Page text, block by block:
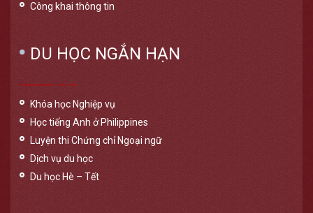
Công khai thông tin
DU HỌC NGẮN HẠN
Khóa học Nghiệp vụ
Học tiếng Anh ở Philippines
Luyện thi Chứng chỉ Ngoại ngữ
Dịch vụ du học
Du học Hè – Tết